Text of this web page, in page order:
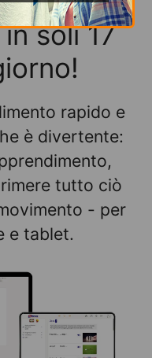
soli 17
rapido e
è divertente:
tutto ciò
- per
e tablet.